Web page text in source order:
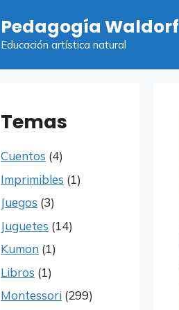
Pedagogía Waldorf
Educación artística natural
Temas
Cuentos (4)
Imprimibles (1)
Juegos (3)
Juguetes (14)
Kumon (1)
Libros (1)
Montessori (299)